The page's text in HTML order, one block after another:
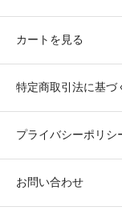
カートを見る
特定商取引法に基づ
プライバシーポリシ
お問い合わせ